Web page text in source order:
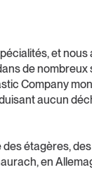
et
de
Company
aucun
étagères,
en